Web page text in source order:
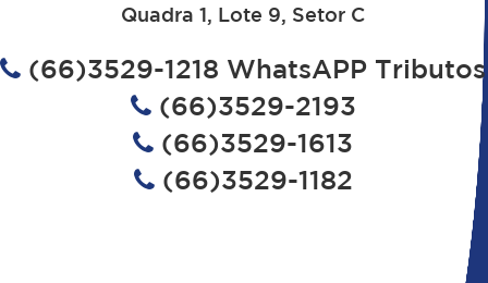
Quadra 1, Lote 9, Setor C
(66)3529-1218 WhatsAPP Tributos
(66)3529-2193
(66)3529-1613
(66)3529-1182